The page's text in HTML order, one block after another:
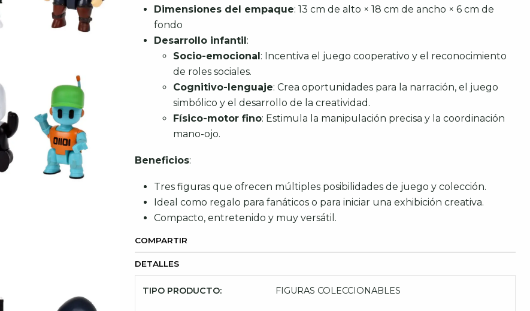
Dimensiones del empaque: 13 cm de alto × 18 cm de ancho × 6 cm de
fondo
Desarrollo infantil:
Socio-emocional: Incentiva el juego cooperativo y el reconocimiento
de roles sociales.
Cognitivo-lenguaje: Crea oportunidades para la narración, el juego
simbólico y el desarrollo de la creatividad.
Físico-motor fino: Estimula la manipulación precisa y la coordinación
mano-ojo.
Beneficios:
Tres figuras que ofrecen múltiples posibilidades de juego y colección.
Ideal como regalo para fanáticos o para iniciar una exhibición creativa.
Compacto, entretenido y muy versátil.
COMPARTIR
DETALLES
TIPO PRODUCTO: FIGURAS COLECCIONABLES